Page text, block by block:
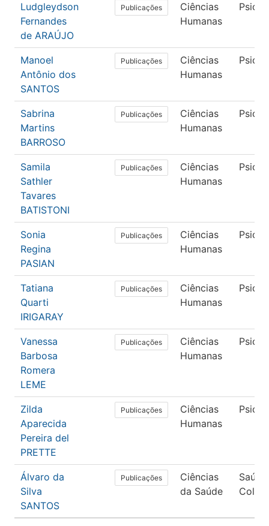
Ludgleydson
Fernandes
de ARAÚJO
Publicações
Ciências
Humanas
Manoel
Antônio dos
SANTOS
Publicações
Ciências
Humanas
Sabrina
Martins
BARROSO
Publicações
Ciências
Humanas
Samila
Sathler
Tavares
BATISTONI
Publicações
Ciências
Humanas
Sonia
Regina
PASIAN
Publicações
Ciências
Humanas
Tatiana
Quarti
IRIGARAY
Publicações
Ciências
Humanas
Vanessa
Barbosa
Romera
LEME
Publicações
Ciências
Humanas
Zilda
Aparecida
Pereira del
PRETTE
Publicações
Ciências
Humanas
Álvaro da
Silva
SANTOS
Publicações
Ciências
da Saúde
Saúde